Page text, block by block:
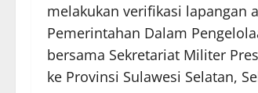
melakukan verifikasi lapangan
Pemerintahan Dalam
bersama Sekretariat Militer
ke Provinsi Sulawesi Selatan,